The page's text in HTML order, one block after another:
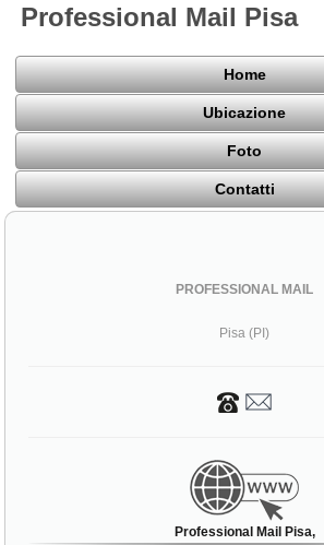
Professional Mail Pisa
Home
Ubicazione
Foto
Contatti
PROFESSIONAL MAIL
Pisa (PI)
Professional Mail Pisa,